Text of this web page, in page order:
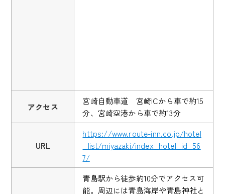
アクセス
宮崎自動車道 宮崎ICから車で約15
分、宮崎空港から車で約13分
URL
https://www.route-inn.co.jp/hotel
_list/miyazaki/index_hotel_id_56
7/
青島駅から徒歩約10分でアクセス可
能。周辺には青島海岸や青島神社と